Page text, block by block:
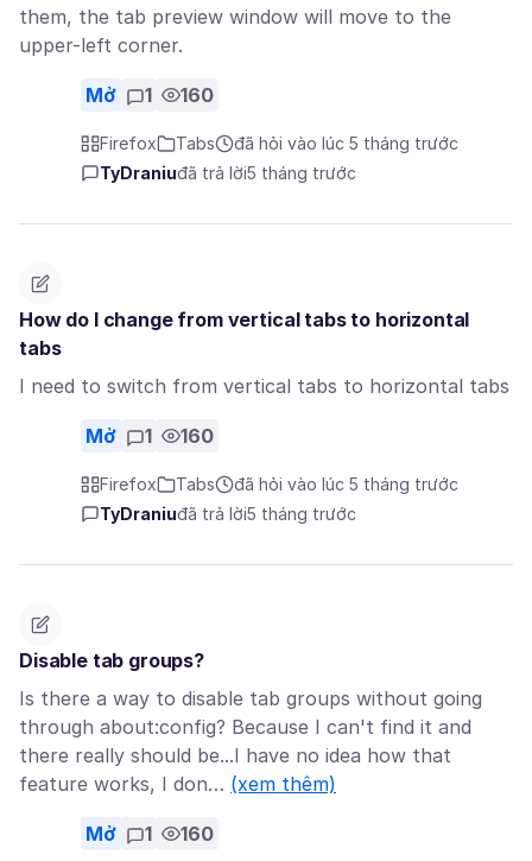
them, the tab preview window will move to the
upper-left corner.
Mở 1 160
Firefox Tabs
đã hỏi vào lúc 5 tháng trước
TyDraniuđã trả lời5 tháng trước
How do I change from vertical tabs to horizontal
tabs
I need to switch from vertical tabs to horizontal tabs
Mở 1 160
Firefox Tabs
đã hỏi vào lúc 5 tháng trước
TyDraniuđã trả lời5 tháng trước
Disable tab groups?
Is there a way to disable tab groups without going
through about:config? Because I can't find it and
there really should be...I have no idea how that
feature works, I don… (xem thêm)
Mở 1 160